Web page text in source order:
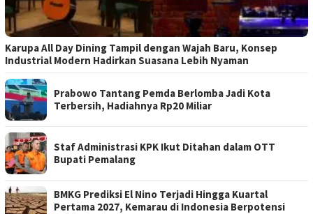
Karupa All Day Dining Tampil dengan Wajah Baru, Konsep
Industrial Modern Hadirkan Suasana Lebih Nyaman
Prabowo Tantang Pemda Berlomba Jadi Kota
Terbersih, Hadiahnya Rp20 Miliar
Staf Administrasi KPK Ikut Ditahan dalam OTT
Bupati Pemalang
BMKG Prediksi El Nino Terjadi Hingga Kuartal
Pertama 2027, Kemarau di Indonesia Berpotensi